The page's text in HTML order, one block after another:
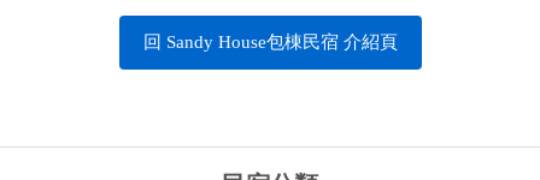
回 Sandy House包棟民宿 介紹頁